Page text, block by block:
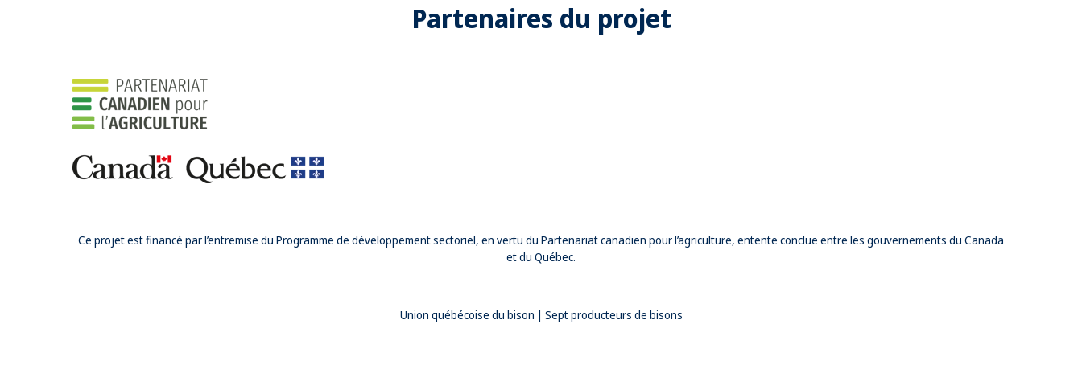
Partenaires du projet
Ce projet est financé par l’entremise du Programme de développement sectoriel, en vertu du Partenariat canadien pour l’agriculture, entente conclue entre les gouvernements du Canada
et du Québec.
Union québécoise du bison | Sept producteurs de bisons